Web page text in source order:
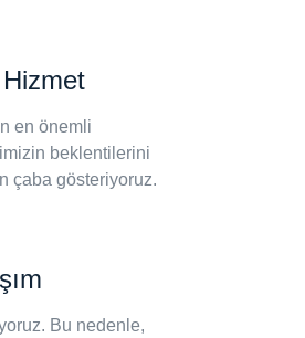
en önemli
beklentilerini
çaba gösteriyoruz.
Bu nedenle,